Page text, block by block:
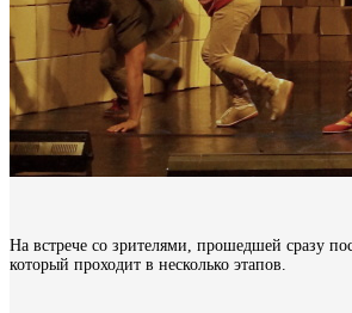
На встрече со зрителями, прошедшей сразу
который проходит в несколько этапов.